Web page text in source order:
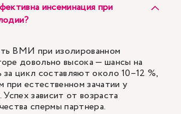
инсеминация при
ВМИ при изолированном
довольно высока — шансы на
за цикл составляют около 10–12 %,
при естественном зачатии у
зависит от возраста
спермы партнера.